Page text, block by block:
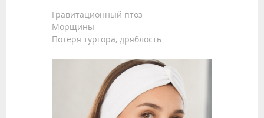
Гравитационный птоз
Морщины
Потеря тургора, дряблость